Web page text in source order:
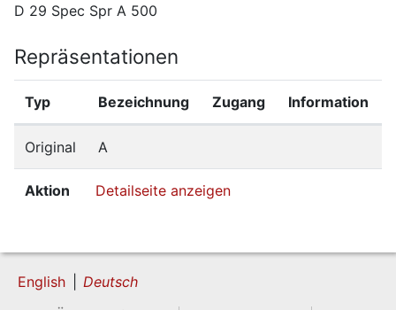
D 29 Spec Spr A 500
Repräsentationen
Typ Bezeichnung Zugang Information
Original A
Aktion Detailseite anzeigen
English Deutsch